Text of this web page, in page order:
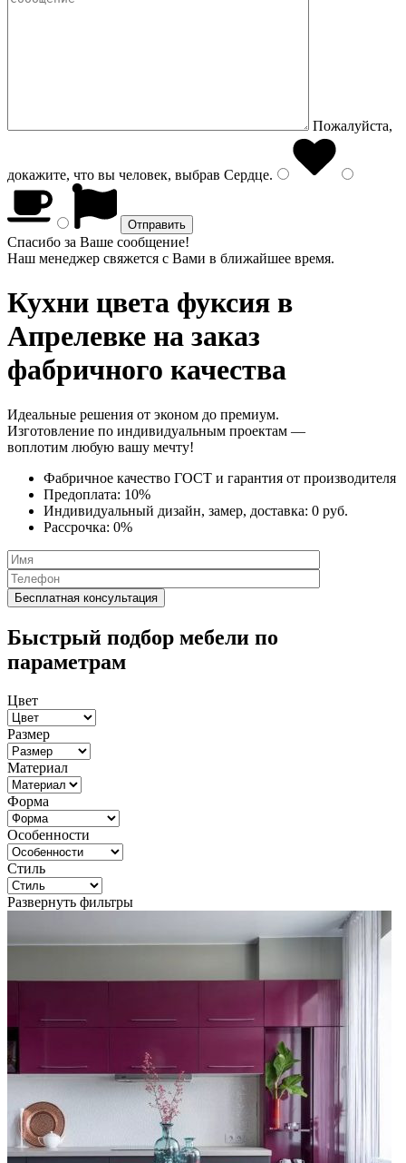
Пожалуйста,
докажите, что вы человек, выбрав Сердце.
Спасибо за Ваше сообщение!
Наш менеджер свяжется с Вами в ближайшее время.
Кухни цвета фуксия в
Апрелевке на заказ
фабричного качества
Идеальные решения от эконом до премиум.
Изготовление по индивидуальным проектам —
воплотим любую вашу мечту!
Фабричное качество ГОСТ и гарантия от производителя
Предоплата: 10%
Индивидуальный дизайн, замер, доставка: 0 руб.
Рассрочка: 0%
Быстрый подбор мебели по
параметрам
Цвет
Размер
Материал
Форма
Особенности
Стиль
Развернуть фильтры